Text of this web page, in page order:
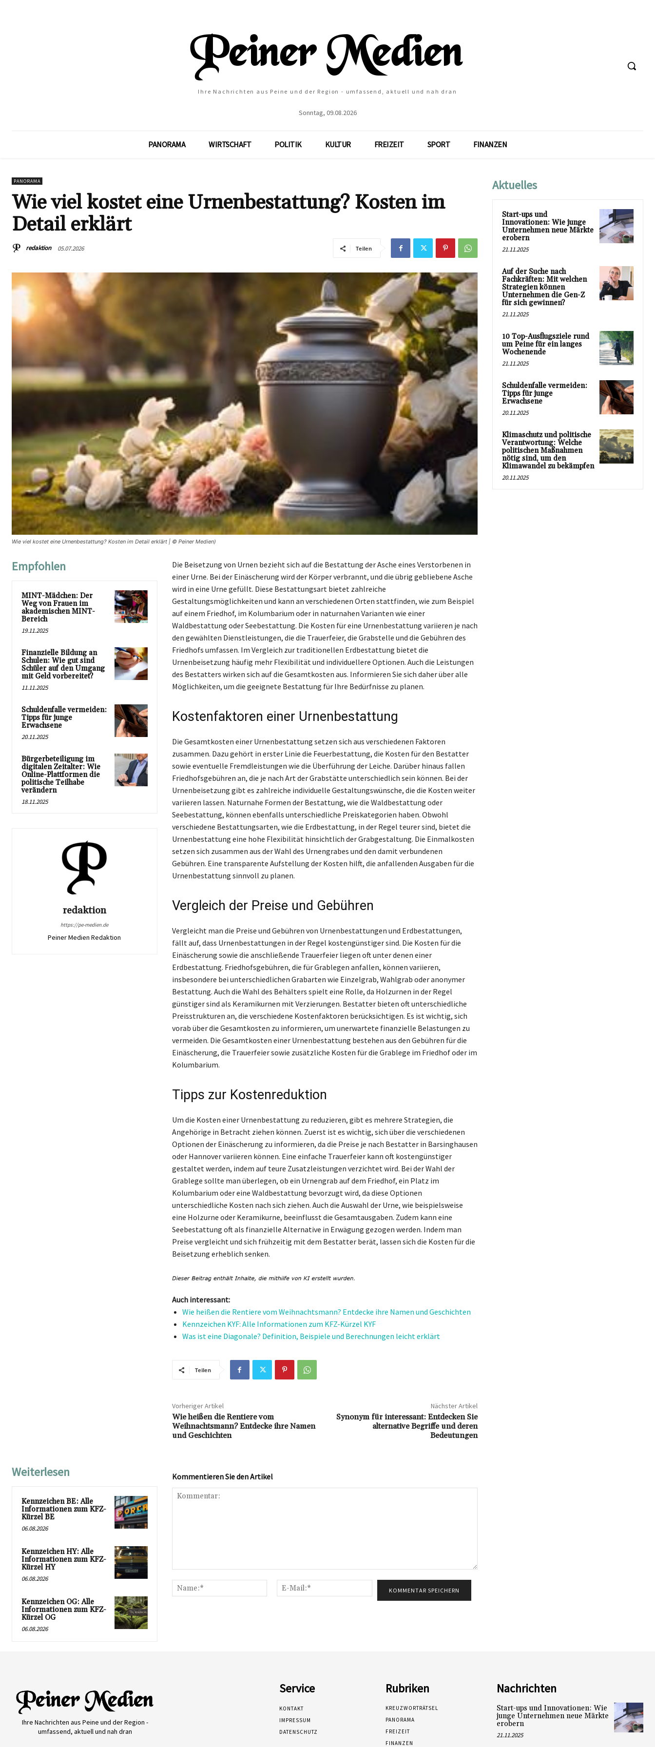
Ihre Nachrichten aus Peine und der Region - umfassend, aktuell und nah dran
Sonntag, 09.08.2026
PANORAMA WIRTSCHAFT POLITIK KULTUR FREIZEIT SPORT FINANZEN
PANORAMA
Wie viel kostet eine Urnenbestattung? Kosten im
Detail erklärt
redaktion 05.07.2026 Teilen
Wie viel kostet eine Urnenbestattung? Kosten im Detail erklärt | © Peiner Medien)
Empfohlen
MINT-Mädchen: Der
Weg von Frauen im
akademischen MINT-
Bereich
19.11.2025
Finanzielle Bildung an
Schulen: Wie gut sind
Schüler auf den Umgang
mit Geld vorbereitet?
11.11.2025
Schuldenfalle vermeiden:
Tipps für junge
Erwachsene
20.11.2025
Bürgerbeteiligung im
digitalen Zeitalter: Wie
Online-Plattformen die
politische Teilhabe
verändern
18.11.2025
redaktion
https://pe-medien.de
Peiner Medien Redaktion
Die Beisetzung von Urnen bezieht sich auf die Bestattung der Asche eines Verstorbenen in
einer Urne. Bei der Einäscherung wird der Körper verbrannt, und die übrig gebliebene Asche
wird in eine Urne gefüllt. Diese Bestattungsart bietet zahlreiche
Gestaltungsmöglichkeiten und kann an verschiedenen Orten stattfinden, wie zum Beispiel
auf einem Friedhof, im Kolumbarium oder in naturnahen Varianten wie einer
Waldbestattung oder Seebestattung. Die Kosten für eine Urnenbestattung variieren je nach
den gewählten Dienstleistungen, die die Trauerfeier, die Grabstelle und die Gebühren des
Friedhofs umfassen. Im Vergleich zur traditionellen Erdbestattung bietet die
Urnenbeisetzung häufig mehr Flexibilität und individuellere Optionen. Auch die Leistungen
des Bestatters wirken sich auf die Gesamtkosten aus. Informieren Sie sich daher über alle
Möglichkeiten, um die geeignete Bestattung für Ihre Bedürfnisse zu planen.
Kostenfaktoren einer Urnenbestattung
Die Gesamtkosten einer Urnenbestattung setzen sich aus verschiedenen Faktoren
zusammen. Dazu gehört in erster Linie die Feuerbestattung, die Kosten für den Bestatter
sowie eventuelle Fremdleistungen wie die Überführung der Leiche. Darüber hinaus fallen
Friedhofsgebühren an, die je nach Art der Grabstätte unterschiedlich sein können. Bei der
Urnenbeisetzung gibt es zahlreiche individuelle Gestaltungswünsche, die die Kosten weiter
variieren lassen. Naturnahe Formen der Bestattung, wie die Waldbestattung oder
Seebestattung, können ebenfalls unterschiedliche Preiskategorien haben. Obwohl
verschiedene Bestattungsarten, wie die Erdbestattung, in der Regel teurer sind, bietet die
Urnenbestattung eine hohe Flexibilität hinsichtlich der Grabgestaltung. Die Einmalkosten
setzen sich zusammen aus der Wahl des Urnengrabes und den damit verbundenen
Gebühren. Eine transparente Aufstellung der Kosten hilft, die anfallenden Ausgaben für die
Urnenbestattung sinnvoll zu planen.
Vergleich der Preise und Gebühren
Vergleicht man die Preise und Gebühren von Urnenbestattungen und Erdbestattungen,
fällt auf, dass Urnenbestattungen in der Regel kostengünstiger sind. Die Kosten für die
Einäscherung sowie die anschließende Trauerfeier liegen oft unter denen einer
Erdbestattung. Friedhofsgebühren, die für Grablegen anfallen, können variieren,
insbesondere bei unterschiedlichen Grabarten wie Einzelgrab, Wahlgrab oder anonymer
Bestattung. Auch die Wahl des Behälters spielt eine Rolle, da Holzurnen in der Regel
günstiger sind als Keramikurnen mit Verzierungen. Bestatter bieten oft unterschiedliche
Preisstrukturen an, die verschiedene Kostenfaktoren berücksichtigen. Es ist wichtig, sich
vorab über die Gesamtkosten zu informieren, um unerwartete finanzielle Belastungen zu
vermeiden. Die Gesamtkosten einer Urnenbestattung bestehen aus den Gebühren für die
Einäscherung, die Trauerfeier sowie zusätzliche Kosten für die Grablege im Friedhof oder im
Kolumbarium.
Tipps zur Kostenreduktion
Um die Kosten einer Urnenbestattung zu reduzieren, gibt es mehrere Strategien, die
Angehörige in Betracht ziehen können. Zuerst ist es wichtig, sich über die verschiedenen
Optionen der Einäscherung zu informieren, da die Preise je nach Bestatter in Barsinghausen
oder Hannover variieren können. Eine einfache Trauerfeier kann oft kostengünstiger
gestaltet werden, indem auf teure Zusatzleistungen verzichtet wird. Bei der Wahl der
Grablege sollte man überlegen, ob ein Urnengrab auf dem Friedhof, ein Platz im
Kolumbarium oder eine Waldbestattung bevorzugt wird, da diese Optionen
unterschiedliche Kosten nach sich ziehen. Auch die Auswahl der Urne, wie beispielsweise
eine Holzurne oder Keramikurne, beeinflusst die Gesamtausgaben. Zudem kann eine
Seebestattung oft als finanzielle Alternative in Erwägung gezogen werden. Indem man
Preise vergleicht und sich frühzeitig mit dem Bestatter berät, lassen sich die Kosten für die
Beisetzung erheblich senken.
Auch interessant:
Wie heißen die Rentiere vom Weihnachtsmann? Entdecke ihre Namen und Geschichten
Kennzeichen KYF: Alle Informationen zum KFZ-Kürzel KYF
Was ist eine Diagonale? Definition, Beispiele und Berechnungen leicht erklärt
Teilen
Vorheriger Artikel
Wie heißen die Rentiere vom
Weihnachtsmann? Entdecke ihre Namen
und Geschichten
Nächster Artikel
Synonym für interessant: Entdecken Sie
alternative Begriffe und deren
Bedeutungen
Weiterlesen
Kennzeichen BE: Alle
Informationen zum KFZ-
Kürzel BE
06.08.2026
Kennzeichen HY: Alle
Informationen zum KFZ-
Kürzel HY
06.08.2026
Kennzeichen OG: Alle
Informationen zum KFZ-
Kürzel OG
06.08.2026
Kommentieren Sie den Artikel
Name:*
Mail:*
Aktuelles
Start-ups und
Innovationen: Wie junge
Unternehmen neue Märkte
erobern
21.11.2025
Auf der Suche nach
Fachkräften: Mit welchen
Strategien können
Unternehmen die Gen-Z
für sich gewinnen?
21.11.2025
10 Top-Ausflugsziele rund
um Peine für ein langes
Wochenende
21.11.2025
Schuldenfalle vermeiden:
Tipps für junge
Erwachsene
20.11.2025
Klimaschutz und politische
Verantwortung: Welche
politischen Maßnahmen
nötig sind, um den
Klimawandel zu bekämpfen
20.11.2025
Ihre Nachrichten aus Peine und der Region -
umfassend, aktuell und nah dran
Service
KONTAKT
IMPRESSUM
DATENSCHUTZ
Rubriken
KREUZWORTRÄTSEL
PANORAMA
FREIZEIT
FINANZEN
Nachrichten
Start-ups und Innovationen: Wie
junge Unternehmen neue Märkte
erobern
21.11.2025